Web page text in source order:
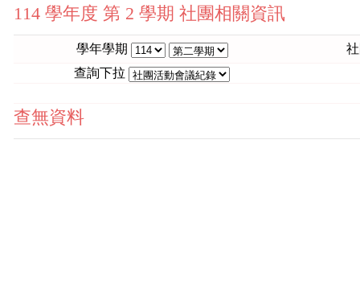
114 學年度 第 2 學期 社團相關資訊
學年學期
查詢下拉
查無資料